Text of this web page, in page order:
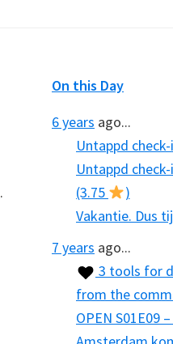
.
On this Day
6 years ago...
Untappd
Untappd
(3.75
)
Vakantie. Dus
7 years ago...
3 tools for
from the
OPEN S01E09